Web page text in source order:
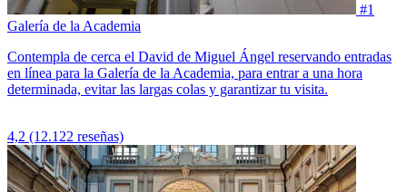
#1
Galería de la Academia
Contempla de cerca el David de Miguel Ángel reservando entradas
en línea para la Galería de la Academia, para entrar a una hora
determinada, evitar las largas colas y garantizar tu visita.
4,2 (12.122 reseñas)